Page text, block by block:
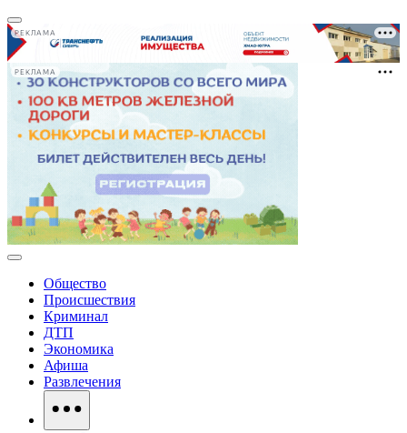
РЕКЛАМА
РЕКЛАМА
Общество
Происшествия
Криминал
ДТП
Экономика
Афиша
Развлечения